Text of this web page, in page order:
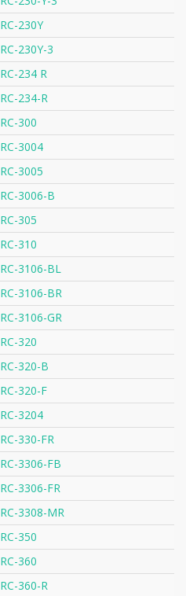
RC-230Y
RC-230Y-3
RC-234 R
RC-234-R
RC-300
RC-3004
RC-3005
RC-3006-B
RC-305
RC-310
RC-3106-BL
RC-3106-BR
RC-3106-GR
RC-320
RC-320-B
RC-320-F
RC-3204
RC-330-FR
RC-3306-FB
RC-3306-FR
RC-3308-MR
RC-350
RC-360
RC-360-R